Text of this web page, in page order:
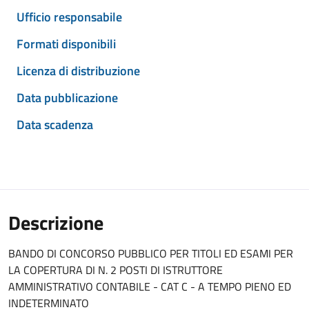
Ufficio responsabile
Formati disponibili
Licenza di distribuzione
Data pubblicazione
Data scadenza
Descrizione
BANDO DI CONCORSO PUBBLICO PER TITOLI ED ESAMI PER
LA COPERTURA DI N. 2 POSTI DI ISTRUTTORE
AMMINISTRATIVO CONTABILE - CAT C - A TEMPO PIENO ED
INDETERMINATO